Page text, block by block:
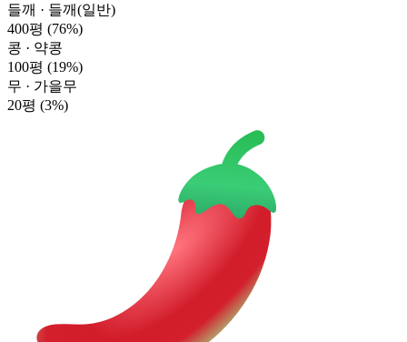
들깨 · 들깨(일반)
400평 (76%)
콩 · 약콩
100평 (19%)
무 · 가을무
20평 (3%)